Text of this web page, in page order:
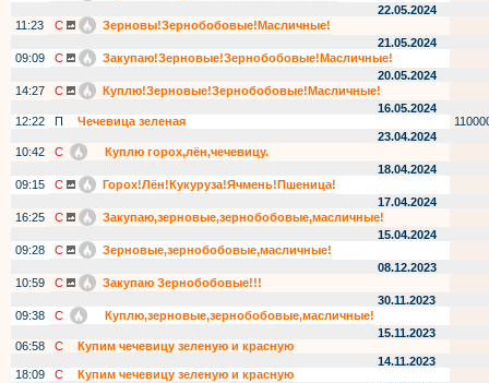
22.05.2024
11:23
С
Зерновы!Зернобобовые!Масличные!
21.05.2024
09:09
С
Закупаю!Зерновые!Зернобобовые!Масличные!
20.05.2024
14:27
С
Куплю!Зерновые!Зернобобовые!Масличные!
16.05.2024
12:22
П Чечевица зеленая
23.04.2024
10:42
С
Куплю горох,лён,чечевицу.
18.04.2024
09:15
С
Горох!Лён!Кукуруза!Ячмень!Пшеница!
17.04.2024
16:25
С
Закупаю,зерновые,зернобобовые,масличные!
15.04.2024
09:28
С
Зерновые,зернобобовые,масличные!
08.12.2023
10:59
С
Закупаю Зернобобовые!!!
30.11.2023
09:38
С
Куплю,зерновые,зернобобовые,масличные!
15.11.2023
06:58
С
Купим чечевицу зеленую и красную
14.11.2023
18:09
С
Купим чечевицу зеленую и красную